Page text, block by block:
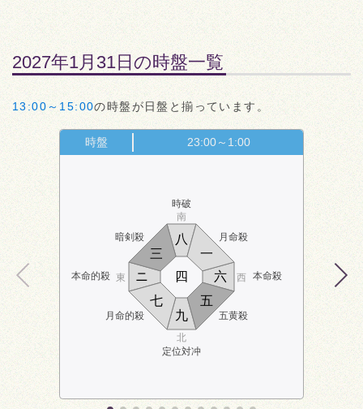
2027年1月31日の時盤一覧
13:00～15:00の時盤が日盤と揃っています。
時盤 23:00～1:00
暗剣殺
時破
月命殺
本命的殺 本命殺
月命的殺
定位対冲
五黄殺
南
北
東 西
九
一
ニ
三
四
五
六
七
八